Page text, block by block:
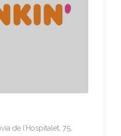
de l’Hospitalet, 75,